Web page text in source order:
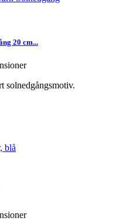
20 cm...
solnedgångsmotiv.